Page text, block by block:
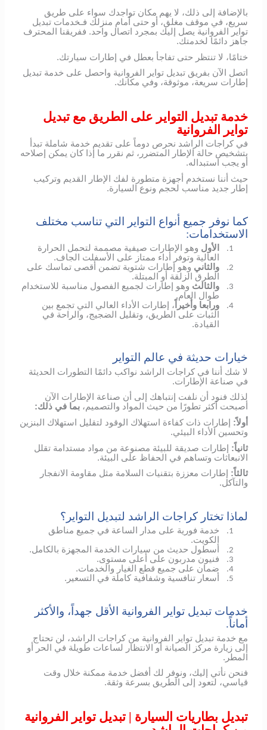
بالإضافة إلى ذلك، لا يهم مكان تواجدك سواء على طريق
سريع، في موقف مغلق، أو حتى أمام منزلك فـخدمات تبديل
تواير الفروانية يصل إليك بمجرد اتصال واحد. ففريقنا المحترف
جاهز دائمًا لخدمتك.
ختامًا، لا تنتظر حتى تفاجأ بعطل في إطارات سيارتك.
اتصل الآن بفريق تبديل تواير الفروانية واحصل على خدمة تبديل
إطارات سريعة، موثوقة، وفي مكانك.
خدمة تبديل التواير على الطريق مع تبديل
تواير الفروانية
في كراجات الراشد نحرص دوماً على تقديم خدمة شاملة تبدأ
بتشخيص حالة الإطار المتضرر، ثم نقرر ما إذا كان يمكن إصلاحه
أو يجب استبداله.
حيث أننا نستخدم أجهزة متطورة لفك الإطار القديم وتركيب
إطار جديد مناسب لحجم ونوع السيارة.
كما نوفر جميع أنواع التواير التي تناسب مختلف
الاستخدامات:
1. الأول وهو الإطارات صيفية مصممة لتحمل الحرارة
العالية وتوفر أداء ممتاز على الأسفلت الجاف.
2. والثاني وهو إطارات شتوية تضمن أقصى تماسك على
الطرق الزلقة أو المبتلة.
3. والثالث وهو إطارات لجميع الفصول مناسبة للاستخدام
طوال العام.
4. ورابعا وأخيراً ، إطارات الأداء العالي التي تجمع بين
الثبات على الطريق، وتقليل الضجيج، والراحة في
القيادة.
خيارات حديثة في عالم التواير
لا شك أننا في كراجات الراشد نواكب دائمًا التطورات الحديثة
في صناعة الإطارات.
لذلك فنود أن نلفت إنتباهك إلى أن صناعة الإطارات الآن
أصبحت أكثر تطورًا من حيث المواد والتصميم،بما في ذلك:
أولاً: إطارات ذات كفاءة استهلاك الوقود لتقليل استهلاك البنزين
وتحسين الأداء البيئي.
ثانياً: إطارات صديقة للبيئة مصنوعة من مواد مستدامة تقلل
الانبعاثات وتساهم في الحفاظ على البيئة.
ثالثاً: إطارات معززة بتقنيات السلامة مثل مقاومة الانفجار
والتآكل.
لماذا تختار كراجات الراشد لتبديل التواير؟
1.
خدمة فورية على مدار الساعة في جميع مناطق
الكويت.
2. أسطول حديث من سيارات الخدمة المجهزة بالكامل.
3. فنيون مدربون على أعلى مستوى.
4. ضمان على جميع قطع الغيار والخدمات.
5. أسعار تنافسية وشفافية كاملة في التسعير.
خدمات تبديل تواير الفروانية الأقل جهداً، والأكثر
أماناً.
مع خدمة تبديل تواير الفروانية من كراجات الراشد، لن تحتاج
إلى زيارة مركز الصيانة أو الانتظار لساعات طويلة في الحر أو
المطر.
فنحن نأتي إليك، ونوفر لك أفضل خدمة ممكنة خلال وقت
قياسي، لتعود إلى الطريق بسرعة وثقة.
تبديل بطاريات السيارة | تبديل تواير الفروانية